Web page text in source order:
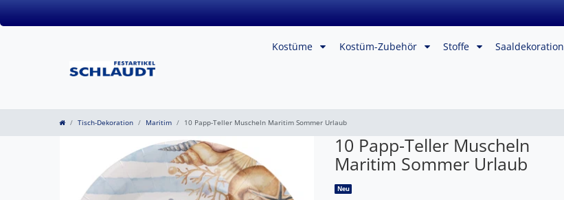
Kostüme Kostüm-Zubehör Stoffe Saaldekoration
Tisch-Dekoration Maritim 10 Papp-Teller Muscheln Maritim Sommer Urlaub
10 Papp-Teller Muscheln
Maritim Sommer Urlaub
Neu